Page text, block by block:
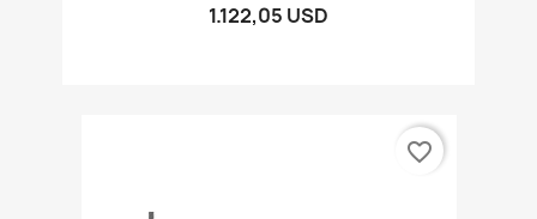
1.122,05 USD
favorite_border